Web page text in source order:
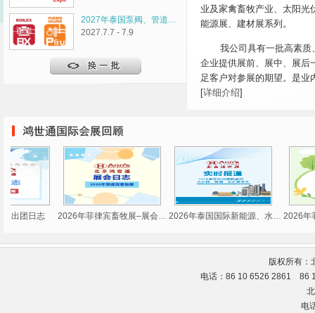
2027年泰国泵阀、管道…
2027.7.7 - 7.9
业及家禽畜牧产业、太阳光
能源展、建材展系列。
我公司具有一批高素质
企业提供展前、展中、展后
足客户对参展的期望。是业
[详细介绍]
出团日志 2026年菲律宾畜牧展–展会… 2026年泰国国际新能源、水… 2026年
版权所有：
电话：86 10 6526 2861 86
电